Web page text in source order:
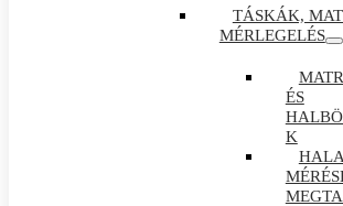
TÁSKÁK,
MÉRLEGELÉS
ÉS
K